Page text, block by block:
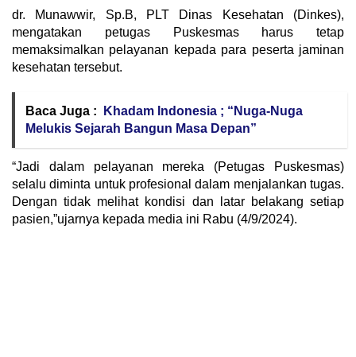
dr. Munawwir, Sp.B, PLT Dinas Kesehatan (Dinkes),
mengatakan petugas Puskesmas harus tetap
memaksimalkan pelayanan kepada para peserta jaminan
kesehatan tersebut.
Baca Juga :
Khadam Indonesia ; “Nuga-Nuga
Melukis Sejarah Bangun Masa Depan”
“Jadi dalam pelayanan mereka (Petugas Puskesmas)
selalu diminta untuk profesional dalam menjalankan tugas.
Dengan tidak melihat kondisi dan latar belakang setiap
pasien,”ujarnya kepada media ini Rabu (4/9/2024).